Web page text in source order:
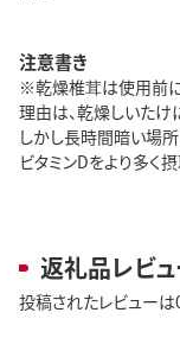
注意書き
※乾燥椎茸は使用前に
理由は、乾燥しいた
しかし長時間暗い場
ビタミンDをより多く
返礼品レビ
投稿されたレビューは